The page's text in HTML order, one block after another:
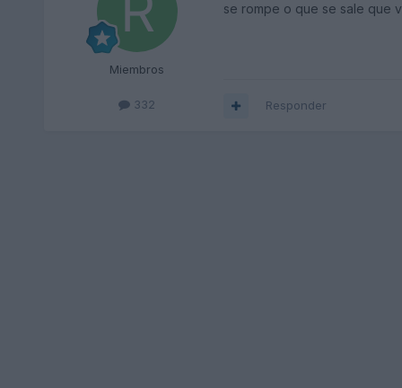
Miembros
332
se rompe o que se sale que
Responder